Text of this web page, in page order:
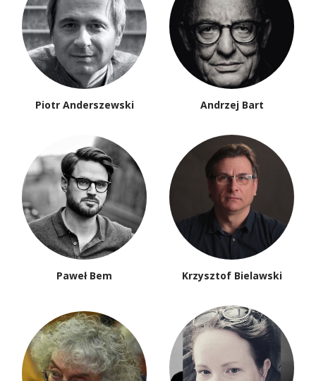
Piotr Anderszewski Andrzej Bart
Paweł Bem Krzysztof Bielawski